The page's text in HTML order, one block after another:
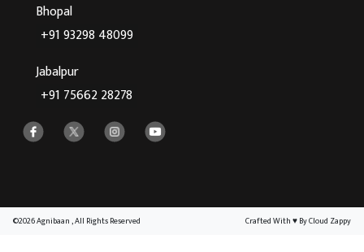
Bhopal
+91 93298 48099
Jabalpur
+91 75662 28278
©2026 Agnibaan , All Rights Reserved Crafted With♥By Cloud Zappy